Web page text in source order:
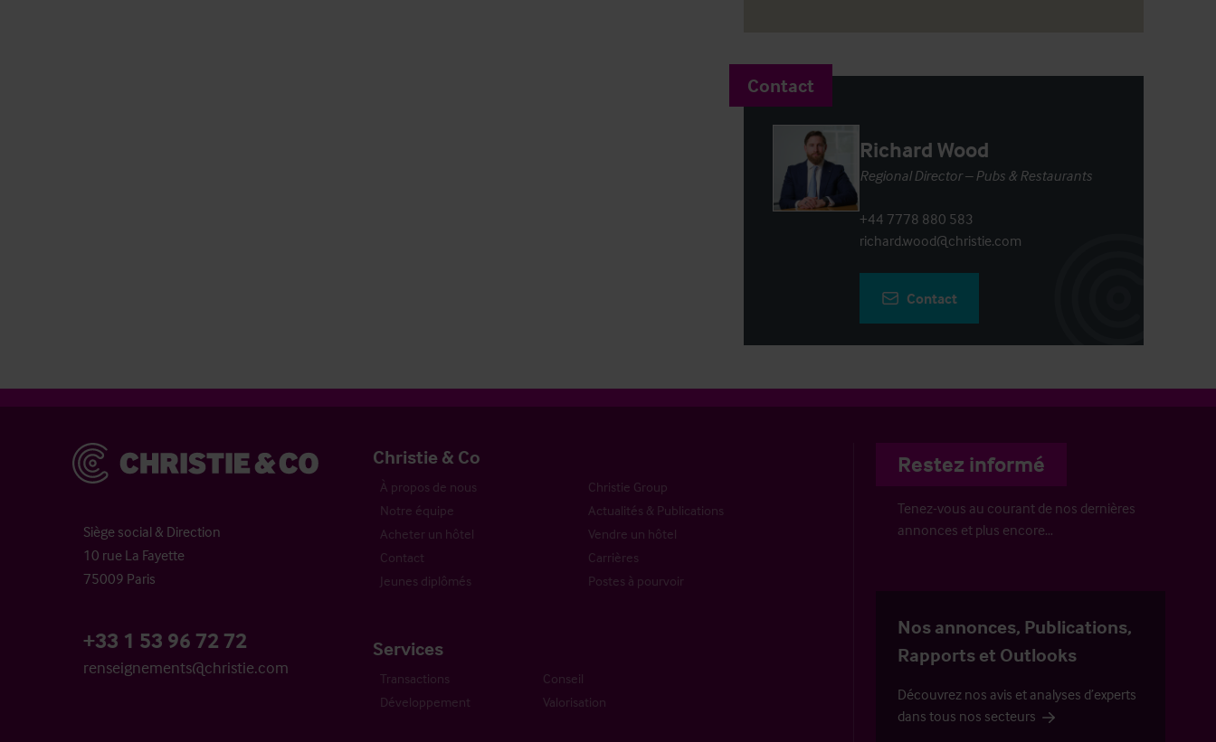
Contact
Richard Wood
Regional Director – Pubs & Restaurants
+44 7778 880 583
richard.wood@christie.com
Contact
Christie & Co
Siège social & Direction
10 rue La Fayette
75009 Paris
+33 1 53 96 72 72
renseignements@christie.com
Christie & Co
À propos de nous
Christie Group
Notre équipe
Actualités & Publications
Acheter un hôtel
Vendre un hôtel
Contact
Carrières
Jeunes diplômés
Postes à pourvoir
Services
Transactions
Conseil
Développement
Valorisation
Restez informé
Tenez-vous au courant de nos dernières
annonces et plus encore…
Nos annonces, Publications,
Rapports et Outlooks
Découvrez nos avis et analyses d’experts
dans tous nos secteurs